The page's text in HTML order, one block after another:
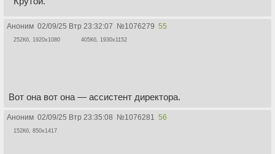
Аноним 02/09/25 Втр 23:32:07 №1076279 55
252Кб, 1920x1080 405Кб, 1930x1152
Вот она вот она — ассистент директора.
Аноним 02/09/25 Втр 23:35:08 №1076281 56
152Кб, 850x1417